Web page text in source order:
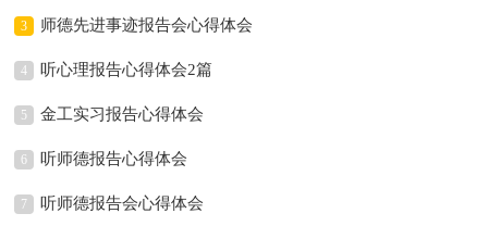
3 师德先进事迹报告会心得体会
4 听心理报告心得体会2篇
5 金工实习报告心得体会
6 听师德报告心得体会
7 听师德报告会心得体会